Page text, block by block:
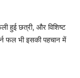
हुई छत्री, और विशिष्ट
फल भी इसकी पहचान में